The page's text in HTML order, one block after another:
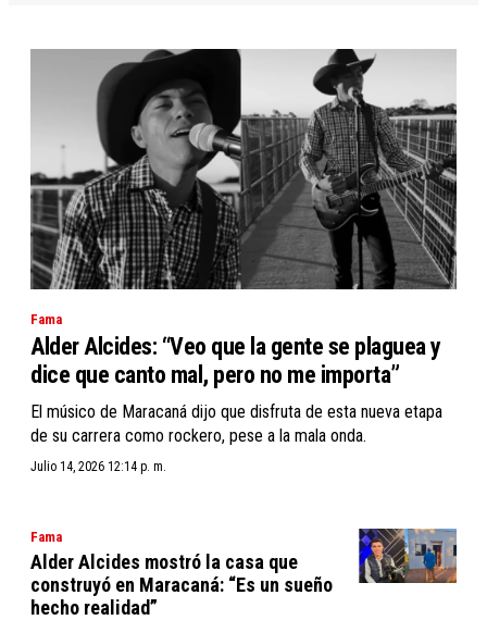
Fama
Alder Alcides: “Veo que la gente se plaguea y
dice que canto mal, pero no me importa”
El músico de Maracaná dijo que disfruta de esta nueva etapa
de su carrera como rockero, pese a la mala onda.
Julio 14, 2026 12:14 p. m.
Fama
Alder Alcides mostró la casa que
construyó en Maracaná: “Es un sueño
hecho realidad”